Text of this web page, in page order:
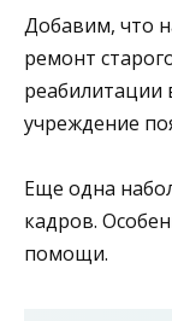
Добавим, что
ремонт
реабилитации
учреждение
Еще одна
кадров.
помощи.